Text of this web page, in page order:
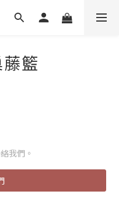
籃
我們。